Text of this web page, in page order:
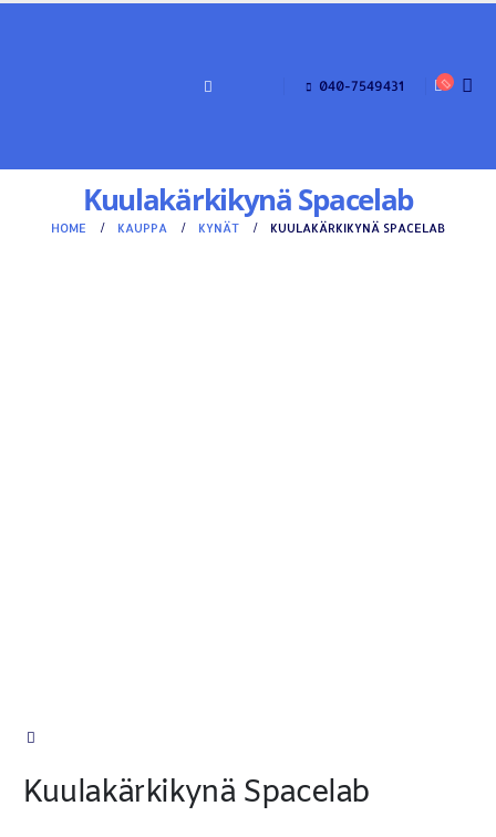
040-7549431
Kuulakärkikynä Spacelab
HOME KAUPPA KYNÄT KUULAKÄRKIKYNÄ SPACELAB
Kuulakärkikynä Spacelab